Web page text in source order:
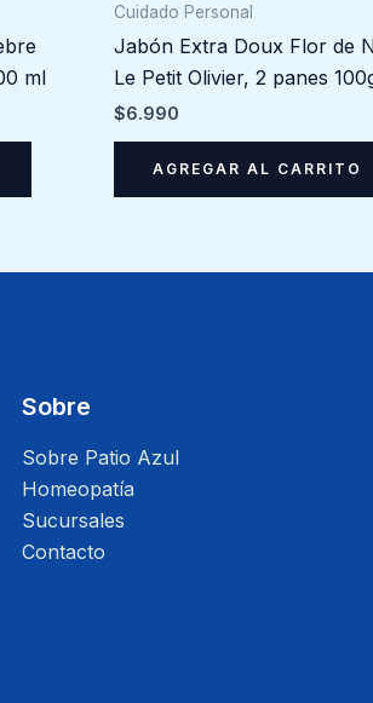
ml
Cuidado Personal
Jabón Extra Doux Flor de
Le Petit Olivier, 2 panes
$6.990
AGREGAR AL CARRITO
Sobre
Sobre Patio Azul
Homeopatía
Sucursales
Contacto